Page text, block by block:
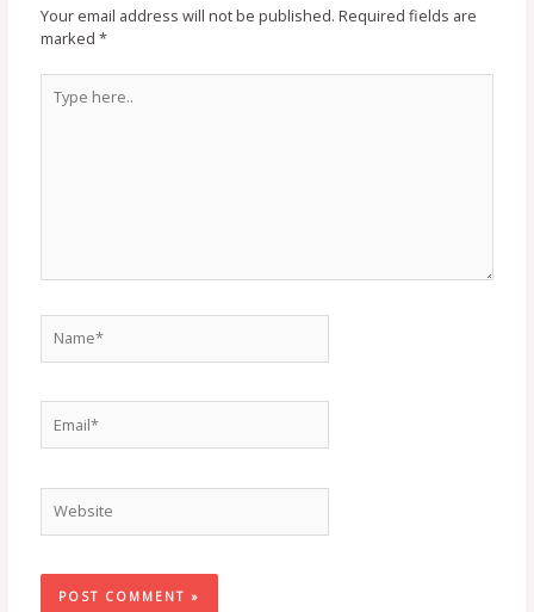
Your email address will not be published. Required fields are
marked*
here..